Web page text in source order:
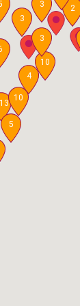
10
10
3
5
3
2
3
4